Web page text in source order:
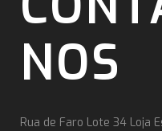
NOS
Rua de Faro Lote 34 Loja